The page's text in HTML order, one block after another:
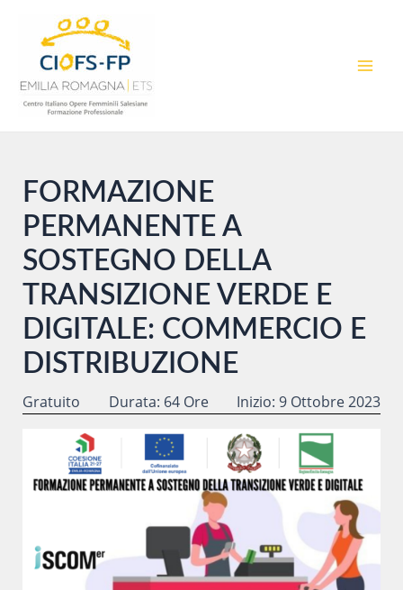
contenuto
FORMAZIONE
PERMANENTE A
SOSTEGNO DELLA
TRANSIZIONE VERDE E
DIGITALE: COMMERCIO E
DISTRIBUZIONE
Gratuito Durata: 64 Ore Inizio: 9 Ottobre 2023